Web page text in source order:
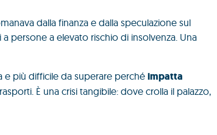
dalla finanza e dalla speculazione sul
persone a elevato rischio di insolvenza. Una
più difficile da superare perché impatta
È una crisi tangibile: dove crolla il palazzo,